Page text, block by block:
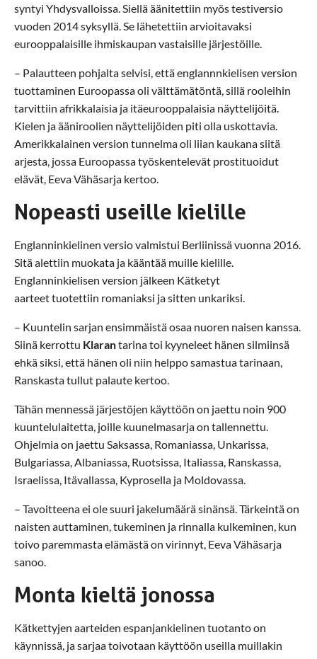
syntyi Yhdysvalloissa. Siellä äänitettiin myös testiversio
vuoden 2014 syksyllä. Se lähetettiin arvioitavaksi
eurooppalaisille ihmiskaupan vastaisille järjestöille.
– Palautteen pohjalta selvisi, että englannnkielisen version
tuottaminen Euroopassa oli välttämätöntä, sillä rooleihin
tarvittiin afrikkalaisia ja itäeurooppalaisia näyttelijöitä.
Kielen ja ääniroolien näyttelijöiden piti olla uskottavia.
Amerikkalainen version tunnelma oli liian kaukana siitä
arjesta, jossa Euroopassa työskentelevät prostituoidut
elävät, Eeva Vähäsarja kertoo.
Nopeasti useille kielille
Englanninkielinen versio valmistui Berliinissä vuonna 2016.
Sitä alettiin muokata ja kääntää muille kielille.
Englanninkielisen version jälkeen Kätketyt
aarteet tuotettiin romaniaksi ja sitten unkariksi.
– Kuuntelin sarjan ensimmäistä osaa nuoren naisen kanssa.
Siinä kerrottu Klarantarina toi kyyneleet hänen silmiinsä
ehkä siksi, että hänen oli niin helppo samastua tarinaan,
Ranskasta tullut palaute kertoo.
Tähän mennessä järjestöjen käyttöön on jaettu noin 900
kuuntelulaitetta, joille kuunelmasarja on tallennettu.
Ohjelmia on jaettu Saksassa, Romaniassa, Unkarissa,
Bulgariassa, Albaniassa, Ruotsissa, Italiassa, Ranskassa,
Israelissa, Itävallassa, Kyprosella ja Moldovassa.
– Tavoitteena ei ole suuri jakelumäärä sinänsä. Tärkeintä on
naisten auttaminen, tukeminen ja rinnalla kulkeminen, kun
toivo paremmasta elämästä on virinnyt, Eeva Vähäsarja
sanoo.
Monta kieltä jonossa
Kätkettyjen aarteiden espanjankielinen tuotanto on
käynnissä, ja sarjaa toivotaan käyttöön useilla muillakin